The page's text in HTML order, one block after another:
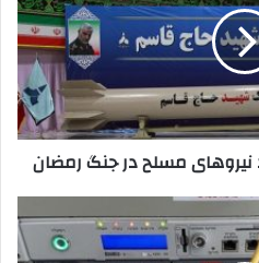
مسلح در جنگ رمضان